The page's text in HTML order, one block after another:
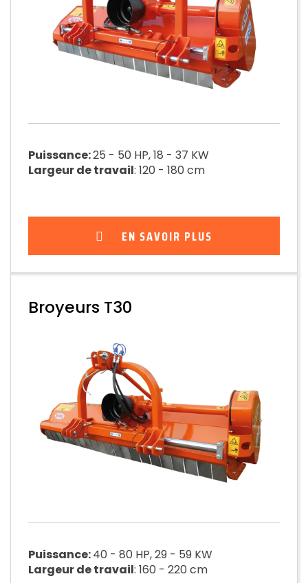
Puissance:25 - 50 HP, 18 - 37 KW
Largeur de travail: 120 - 180 cm
EN SAVOIR PLUS
Broyeurs T30
Puissance:40 - 80 HP, 29 - 59 KW
Largeur de travail: 160 - 220 cm